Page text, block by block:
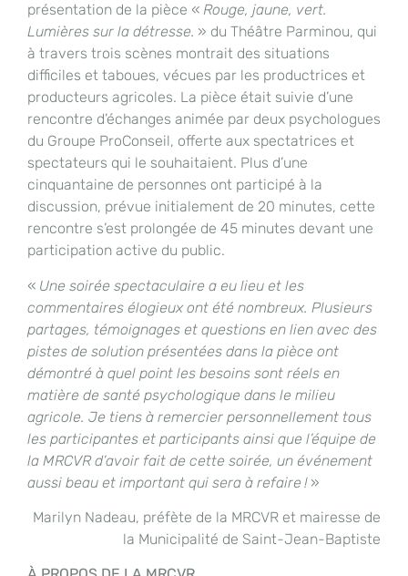
présentation de la pièce « Rouge, jaune, vert.
Lumières sur la détresse. » du Théâtre Parminou, qui
à travers trois scènes montrait des situations
difficiles et taboues, vécues par les productrices et
producteurs agricoles. La pièce était suivie d’une
rencontre d’échanges animée par deux psychologues
du Groupe ProConseil, offerte aux spectatrices et
spectateurs qui le souhaitaient. Plus d’une
cinquantaine de personnes ont participé à la
discussion, prévue initialement de 20 minutes, cette
rencontre s’est prolongée de 45 minutes devant une
participation active du public.
« Une soirée spectaculaire a eu lieu et les
commentaires élogieux ont été nombreux. Plusieurs
partages, témoignages et questions en lien avec des
pistes de solution présentées dans la pièce ont
démontré à quel point les besoins sont réels en
matière de santé psychologique dans le milieu
agricole. Je tiens à remercier personnellement tous
les participantes et participants ainsi que l’équipe de
la MRCVR d’avoir fait de cette soirée, un événement
aussi beau et important qui sera à refaire ! »
Marilyn Nadeau, préfète de la MRCVR et mairesse de
la Municipalité de Saint-Jean-Baptiste